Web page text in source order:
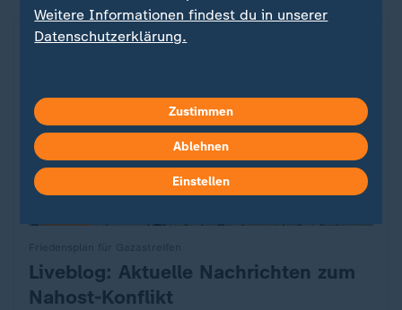
:Liveblog: Aktuelle Nachrichten zum
Nahost-Konflikt
Weitere Informationen findest du in unserer
Datenschutzerklärung.
Zustimmen
Ablehnen
Einstellen